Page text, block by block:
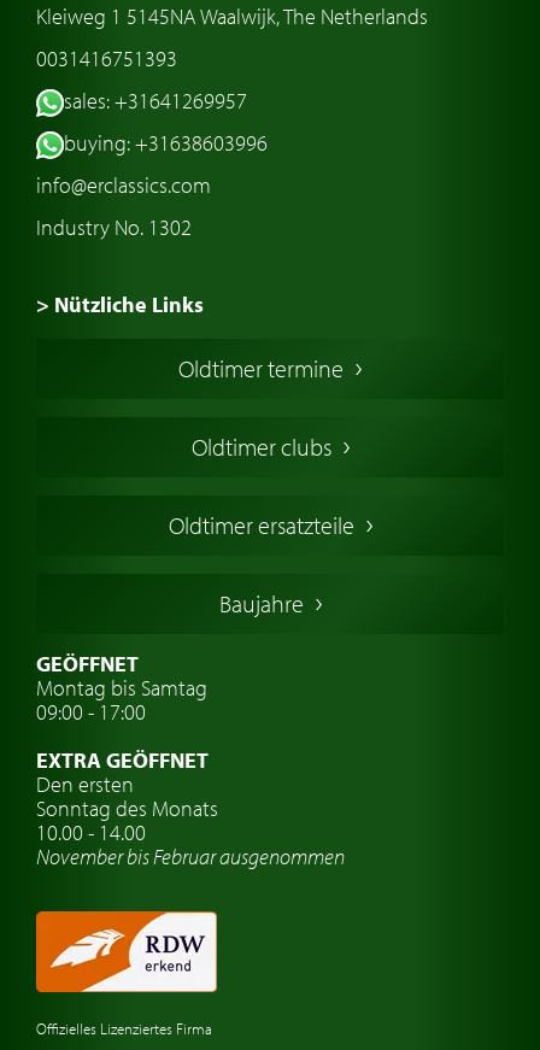
Kleiweg 1 5145NA Waalwijk, The Netherlands
0031416751393
sales: +31641269957
buying: +31638603996
info@erclassics.com
Industry No. 1302
> Nützliche Links
Oldtimers in Europa
Englische Oldtimer
Deutsche Oldtimer
Schwedische Oldtimer
Oldtimer mit h-kennzeichen
Auto Oldtimer Markt
Oldtimer-Versicherung
Oldtimer-Clubs
Oldtimer-Reisen
Automarken uhren
Oldtimer termine
Oldtimer clubs
Oldtimer ersatzteile
Baujahre
GEÖFFNET
Montag bis Samtag
09:00 - 17:00
EXTRA GEÖFFNET
Den ersten
Sonntag des Monats
10.00 - 14.00
November bis Februar ausgenommen
Offizielles Lizenziertes Firma